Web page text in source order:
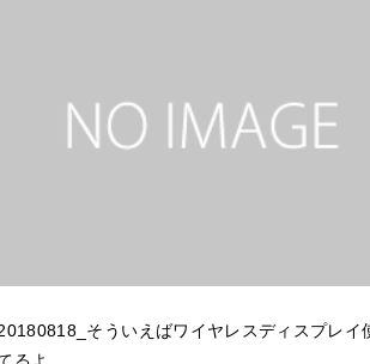
そういえばワイヤレスディスプレイ
るよ